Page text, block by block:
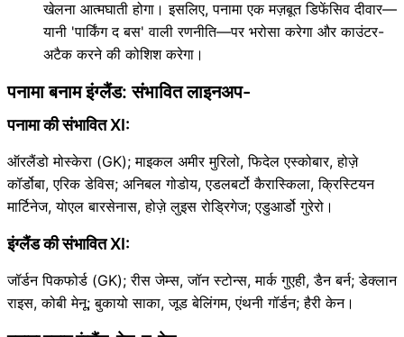
खेलना आत्मघाती होगा। इसलिए, पनामा एक मज़बूत डिफेंसिव दीवार—
यानी 'पार्किंग द बस' वाली रणनीति—पर भरोसा करेगा और काउंटर-
अटैक करने की कोशिश करेगा।
पनामा बनाम इंग्लैंड: संभावित लाइनअप-
पनामा की संभावित XI:
ऑरलैंडो मोस्केरा (GK); माइकल अमीर मुरिलो, फिदेल एस्कोबार, होज़े
कॉर्डोबा, एरिक डेविस; अनिबल गोडोय, एडलबर्टो कैरास्किला, क्रिस्टियन
मार्टिनेज, योएल बारसेनास, होज़े लुइस रोड्रिगेज; एडुआर्डो गुरेरो।
इंग्लैंड की संभावित XI:
जॉर्डन पिकफोर्ड (GK); रीस जेम्स, जॉन स्टोन्स, मार्क गुएही, डैन बर्न; डेक्लान
राइस, कोबी मेनू; बुकायो साका, जूड बेलिंगम, एंथनी गॉर्डन; हैरी केन।